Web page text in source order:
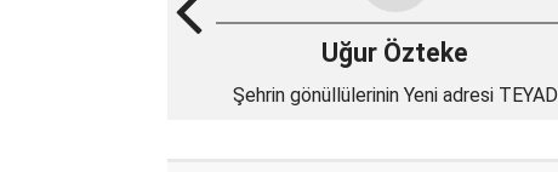
Uğur Özteke
Şehrin gönüllülerinin Yeni adresi TEYAD